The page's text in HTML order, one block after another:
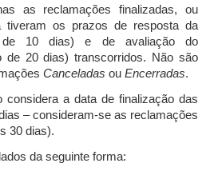
as reclamações finalizadas, ou
tiveram os prazos de resposta da
de 10 dias) e de avaliação do
de 20 dias) transcorridos. Não são
Canceladas ou Encerradas.
considera a data de finalização das
– consideram-se as reclamações
30 dias).
da seguinte forma: